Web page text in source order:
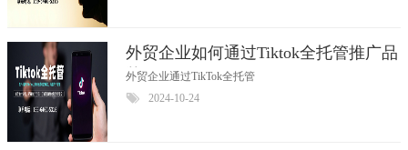
外贸企业如何通过Tiktok全托管推广品
牌
外贸企业通过TikTok全托管
2024-10-24